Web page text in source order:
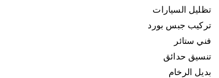
تظليل السيارات
تركيب جبس بورد
فني ستائر
تنسيق حدائق
بديل الرخام